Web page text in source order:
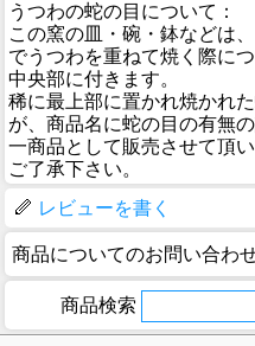
うつわの蛇の目について：
この窯の皿・碗・鉢などは
でうつわを重ねて焼く際に
中央部に付きます。
稀に最上部に置かれ焼かれ
が、商品名に蛇の目の有無
一商品として販売させて頂い
ご了承下さい。
レビューを書く
商品についてのお問い合わ
商品検索